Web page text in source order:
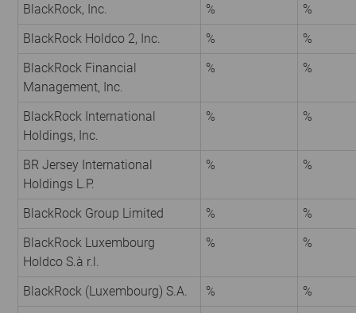
BlackRock, Inc. %
%
BlackRock Holdco 2, Inc.
%
%
BlackRock Financial
Management, Inc.
% %
BlackRock International
Holdings, Inc.
% %
BR Jersey International
Holdings L.P.
% %
BlackRock Group Limited %
%
BlackRock Luxembourg
Holdco S.à r.l.
% %
BlackRock (Luxembourg) S.A. % %